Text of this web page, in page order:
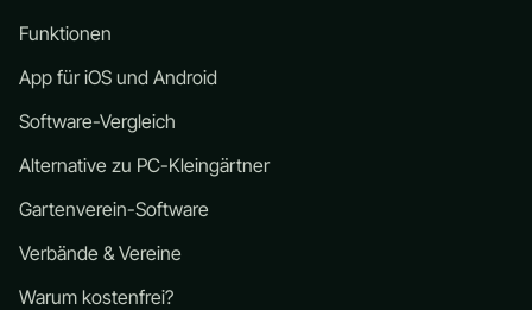
Funktionen
App für iOS und Android
Software-Vergleich
Alternative zu PC-Kleingärtner
Gartenverein-Software
Verbände & Vereine
Warum kostenfrei?